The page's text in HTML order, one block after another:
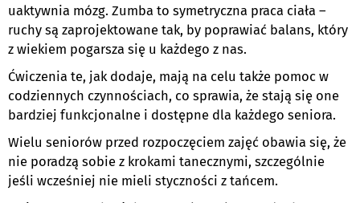
uaktywnia mózg. Zumba to symetryczna praca ciała –
ruchy są zaprojektowane tak, by poprawiać balans, który
z wiekiem pogarsza się u każdego z nas.
Ćwiczenia te, jak dodaje, mają na celu także pomoc w
codziennych czynnościach, co sprawia, że stają się one
bardziej funkcjonalne i dostępne dla każdego seniora.
Wielu seniorów przed rozpoczęciem zajęć obawia się, że
nie poradzą sobie z krokami tanecznymi, szczególnie
jeśli wcześniej nie mieli styczności z tańcem.